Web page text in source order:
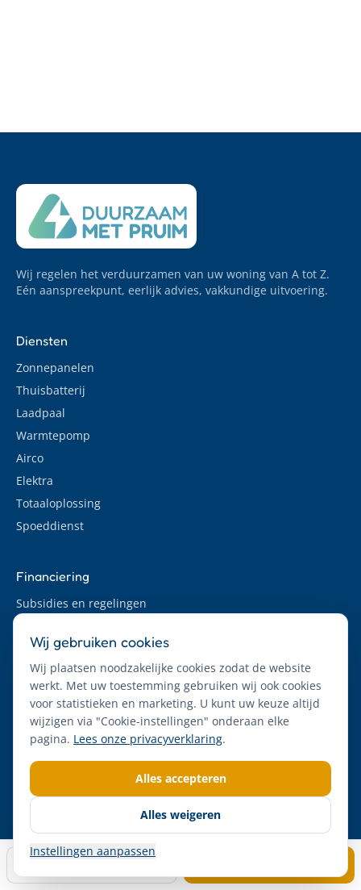
Wij regelen het verduurzamen van uw woning van A tot Z.
Eén aanspreekpunt, eerlijk advies, vakkundige uitvoering.
Diensten
Zonnepanelen
Thuisbatterij
Laadpaal
Warmtepomp
Airco
Elektra
Totaaloplossing
Spoeddienst
Financiering
Subsidies en regelingen
ERE-regeling
Contact
06 36499444
info@duurzaammetpruim.nl
Ma t/m vr 08:00 - 17:00
Wij gebruiken cookies
Wij plaatsen noodzakelijke cookies zodat de website
werkt. Met uw toestemming gebruiken wij ook cookies
voor statistieken en marketing. U kunt uw keuze altijd
wijzigen via "Cookie-instellingen" onderaan elke
pagina. Lees onze privacyverklaring.
Alles accepteren
Alles weigeren
Instellingen aanpassen